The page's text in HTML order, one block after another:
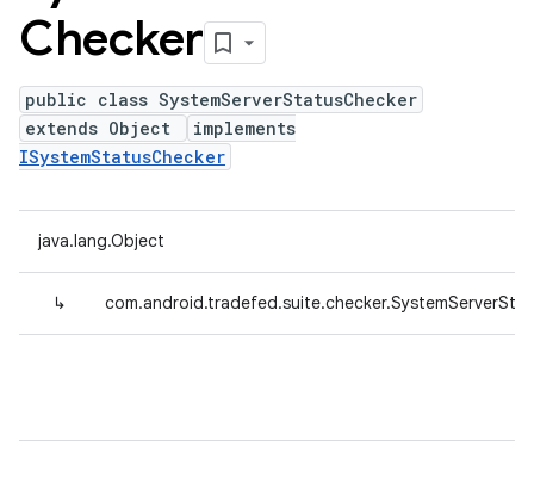
Checker
public class SystemServerStatusChecker
extends Object
implements
ISystemStatusChecker
java.lang.Object
↳